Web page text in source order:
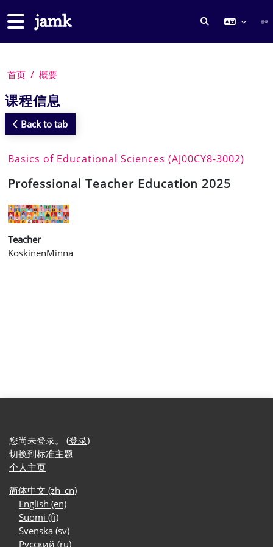
停靠面板
切换搜索输入 登录
首页 概要
课程信息
Back to tab
Basics of Educational Sciences (AJ00CY8-3002)
Professional Teacher Education 2025
Teacher
KoskinenMinna
您尚未登录。 (登录)
切换到标准主题
个人主页
简体中文 ‎(zh_cn)‎
English ‎(en)‎
Suomi ‎(fi)‎
Svenska ‎(sv)‎
Русский ‎(ru)‎